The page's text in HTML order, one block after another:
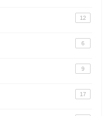
12
6
9
17